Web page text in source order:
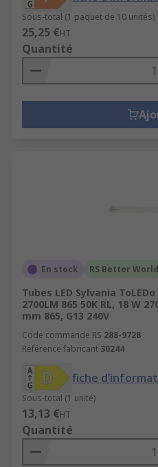
Sous-total (1 paquet de 10 unités)
25,25 €HT
Quantité
En stock RS Better World
Tubes LED Sylvania ToLEDo
2700LM 865 50K RL, 18 W
mm 865, G13 240V
Code commande RS 288-9728
Référence fabricant 30244
fiche
Sous-total (1 unité)
13,13 €HT
Quantité